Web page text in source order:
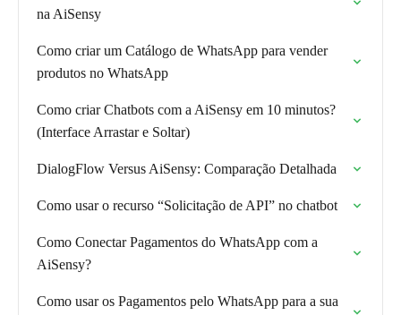
na AiSensy
Como criar um Catálogo de WhatsApp para vender
produtos no WhatsApp
Como criar Chatbots com a AiSensy em 10 minutos?
(Interface Arrastar e Soltar)
DialogFlow Versus AiSensy: Comparação Detalhada
Como usar o recurso “Solicitação de API” no chatbot
Como Conectar Pagamentos do WhatsApp com a
AiSensy?
Como usar os Pagamentos pelo WhatsApp para a sua